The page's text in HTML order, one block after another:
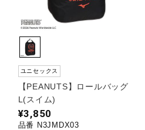
ユニセックス
【PEANUTS】ロールバッグ
L(スイム)
¥3,850
品番 N3JMDX03